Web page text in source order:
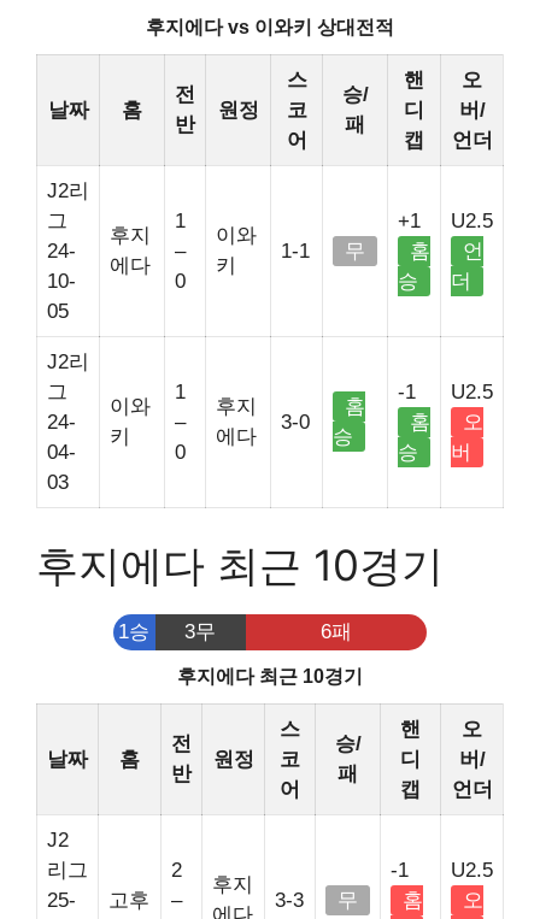
후지에다 vs 이와키 상대전적
날짜 홈
전
반
원정
스
코
어
승/
패
핸
디
캡
오
버/
언더
J2리
그
24-
10-
05
후지
에다
1
–
0
이와
키
1-1 무
+1
홈
승
U2.5
언
더
J2리
그
24-
04-
03
이와
키
1
–
0
후지
에다
3-0
홈
승
-1
홈
승
U2.5
오
버
후지에다 최근 10경기
1승 3무 6패
후지에다 최근 10경기
날짜 홈
전
반
원정
스
코
어
승/
패
핸
디
캡
오
버/
언더
J2
리그
25-
고후
2
–
후지
3-3 무
-1
홈
U2.5
오